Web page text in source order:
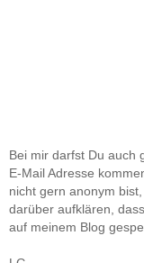
Bei mir darfst Du auch
E-Mail Adresse
nicht gern anonym
darüber aufklären,
auf meinem Blog